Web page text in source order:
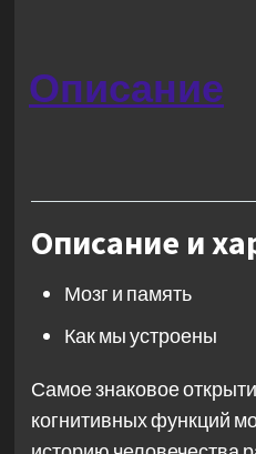
Описание
Описание и
Мозг и память
Как мы устроены
Самое знаковое
когнитивных функций